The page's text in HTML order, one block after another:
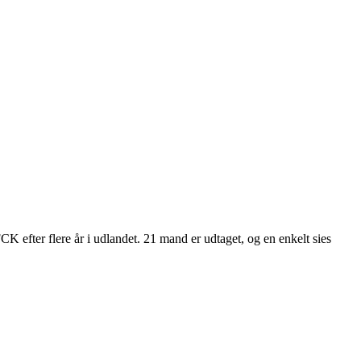
efter flere år i udlandet. 21 mand er udtaget, og en enkelt sies